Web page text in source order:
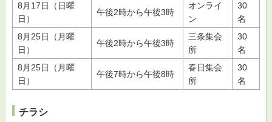
8月17日（日曜
日）
午後2時から午後3時
オンライ
ン
30
名
8月25日（月曜
日）
午後2時から午後3時
三条集会
所
30
名
8月25日（月曜
日）
午後7時から午後8時
春日集会
所
30
名
チラシ